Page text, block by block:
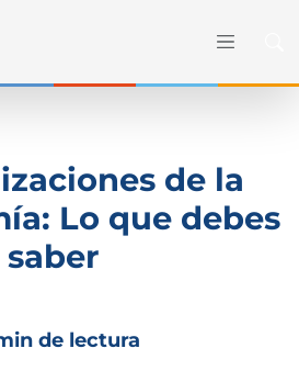
de la
Lo que debes
saber
de lectura